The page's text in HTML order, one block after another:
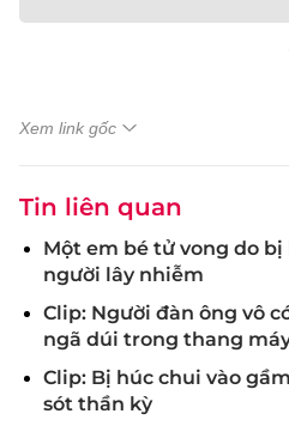
Xem link gốc
Tin liên quan
Một em bé tử vong do
người lây nhiễm
Clip: Người đàn ông vô
ngã dúi trong thang
Clip: Bị húc chui vào
sót thần kỳ